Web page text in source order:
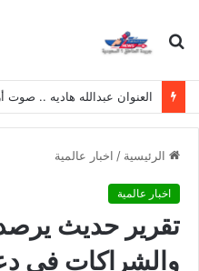
بحث
الرئيسية / اخبار عالمية
اخبار عالمية
تقرير حديث
والشراكات في